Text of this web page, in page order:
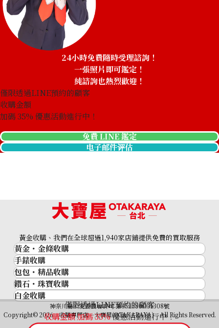
收購參考價格
NTD 50,040
24小時免費隨時受理諮詢！
一張照片即可鑑定！
純諮詢也熱烈歡迎！
僅限透過LINE預約的顧客
收購金額
加碼35% 優惠活動進行中！
免費 LINE 鑑定
电子邮件评估
僅限透過LINE預約的顧客
收購金額 加碼35%優惠活動進行中！
黃金收購、我們在全球超過1,940家店鋪提供免費的買取服務
黃金・金條收購
黃金與貴金屬
金的錠
金幣
黃金過去10年
黃金飾品
黃金戒指
手錶收購
名牌手錶
Rolex
Patek Philippe
Audemars Piguet
Vacheron Constantin
包包・精品收購
品牌精品
Cartier
LOUIS VUITTON
Hermès
鑽石・珠寶收購
鑽石･珠寶
祖母綠（翠玉）
白金收購
神奈川縣公安委員會許可 第451380001308號
Copyright© 2026 收購專門店—大寶屋(OTAKARAYA) All Rights Reserved.